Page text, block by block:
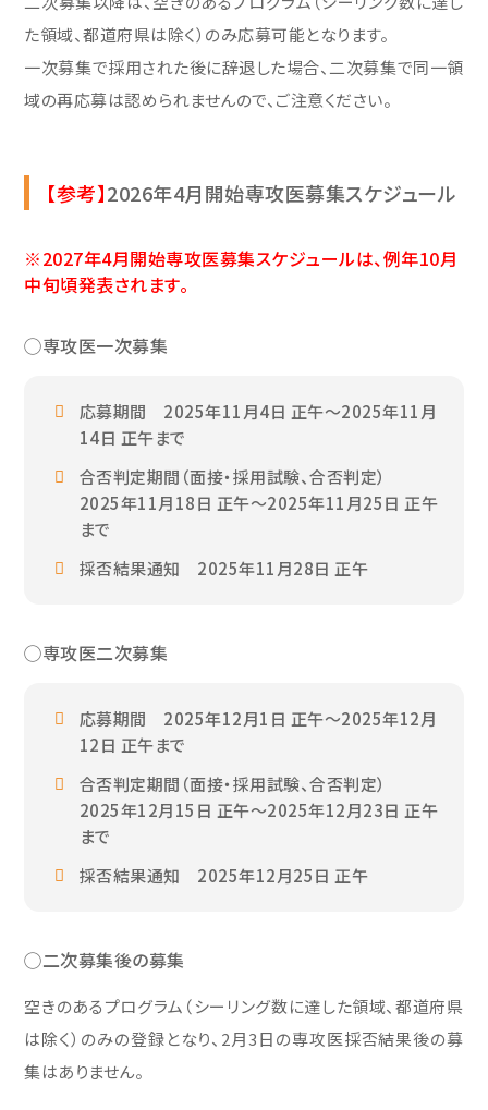
た領域、都道府県は除く）のみ応募可能となります。
一次募集で採用された後に辞退した場合、二次募集で同一領
域の再応募は認められませんので、ご注意ください。
【参考】2026年4月開始専攻医募集スケジュール
※2027年4月開始専攻医募集スケジュールは、例年10月
中旬頃発表されます。
◯専攻医一次募集
応募期間 2025年11月4日 正午～2025年11月
14日 正午まで
合否判定期間（面接・採用試験、合否判定）
2025年11月18日 正午～2025年11月25日 正午
まで
採否結果通知 2025年11月28日 正午
◯専攻医二次募集
応募期間 2025年12月1日 正午～2025年12月
12日 正午まで
合否判定期間（面接・採用試験、合否判定）
2025年12月15日 正午～2025年12月23日 正午
まで
採否結果通知 2025年12月25日 正午
◯二次募集後の募集
空きのあるプログラム（シーリング数に達した領域、都道府県
は除く）のみの登録となり、2月3日の専攻医採否結果後の募
集はありません。